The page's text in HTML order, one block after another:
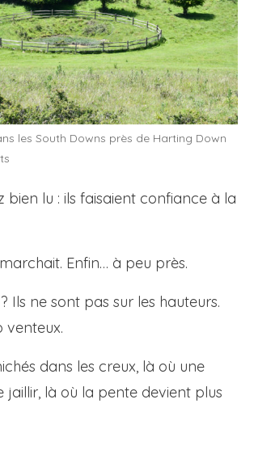
les South Downs près de Harting Down
bien lu : ils faisaient confiance à la
Enfin… à peu près.
Ils ne sont pas sur les hauteurs.
venteux.
dans les creux, là où une
jaillir, là où la pente devient plus